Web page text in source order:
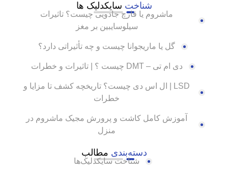
شناخت سایکدلیک ها
ماشروم یا قارچ جادویی چیست؟ تاثیرات
سیلوسایبین بر مغز
گل یا ماریجوانا چیست و چه تأثیراتی دارد؟
دی ام تی – DMT چیست ؟ | تاثیرات و خطرات
LSD | ال اس دی چیست؟ تاریخچه کشف تا مزایا و
خطرات
آموزش کامل کاشت و پرورش مجیک ماشروم در
منزل
دسته‌بندی مطالب
شناخت سایکدلیک‌ها